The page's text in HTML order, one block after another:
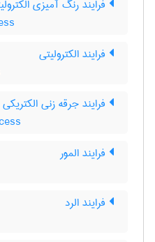
فرایند رنگ آمیزی
فرایند الکترولیتی
فرایند جرقه زنی الکتریکی
فرایند المور
فرایند الرد